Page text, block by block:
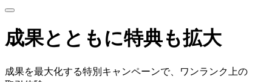
成果とともに特典も拡大
成果を最大化する特別キャンペーンで、 ワンランク上の